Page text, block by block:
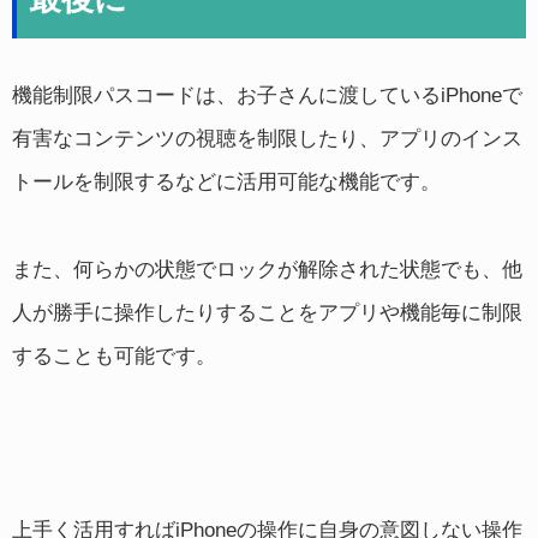
機能制限パスコードは、お子さんに渡しているiPhoneで
有害なコンテンツの視聴を制限したり、アプリのインス
トールを制限するなどに活用可能な機能です。
また、何らかの状態でロックが解除された状態でも、他
人が勝手に操作したりすることをアプリや機能毎に制限
することも可能です。
上手く活用すればiPhoneの操作に自身の意図しない操作